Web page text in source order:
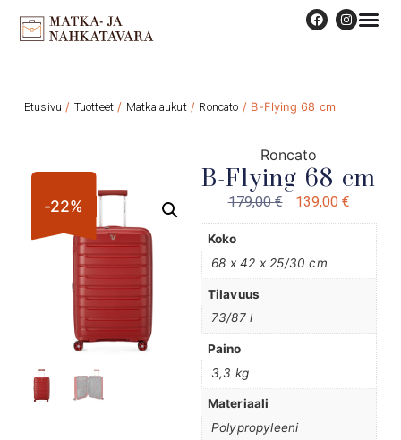
Etusivu / Tuotteet / Matkalaukut/ Roncato / B-Flying 68 cm
-22%
Roncato
B-Flying 68 cm
179,00€ 139,00 €
Koko
68 x 42 x 25/30 cm
Tilavuus
73/87 l
Paino
3,3 kg
Materiaali
Polypropyleeni